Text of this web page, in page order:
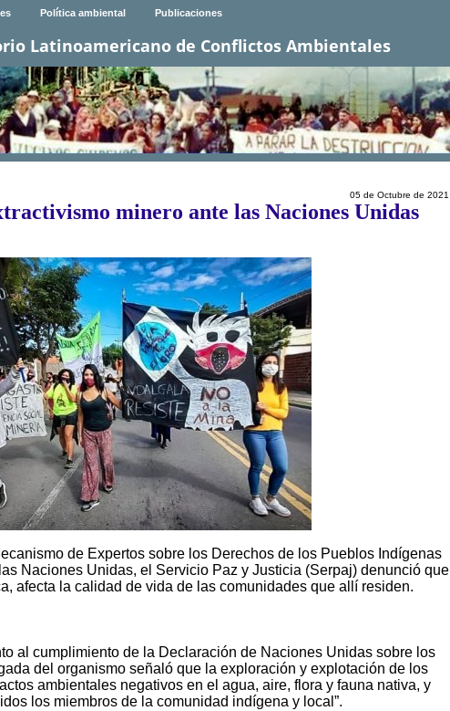
Política ambiental Publicaciones
Latinoamericano de Conflictos Ambientales
05 de Octubre de 2021
minero ante las Naciones Unidas
de Expertos sobre los Derechos de los Pueblos Indígenas
Naciones Unidas, el Servicio Paz y Justicia (Serpaj) denunció que
afecta la calidad de vida de las comunidades que allí residen.
al cumplimiento de la Declaración de Naciones Unidas sobre los
del organismo señaló que la exploración y explotación de los
ambientales negativos en el agua, aire, flora y fauna nativa, y
los miembros de la comunidad indígena y local”.